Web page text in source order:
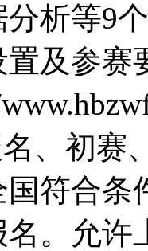
析等9
及参赛
、初赛
符合
。允